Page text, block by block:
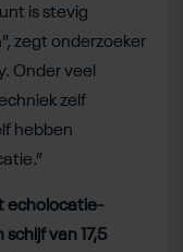
is stevig
zegt onderzoeker
Onder veel
zelf
hebben
echolocatie-
van 17,5